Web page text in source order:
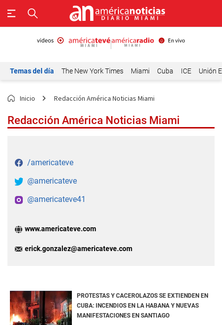
Temas del día The New York Times Miami Cuba ICE Unión
Inicio Redacción América Noticias Miami
Redacción América Noticias Miami
/americateve
@americateve
@americateve41
www.americateve.com
erick.gonzalez@americateve.com
PROTESTAS Y CACEROLAZOS SE EXTIENDEN EN
CUBA: INCENDIOS EN LA HABANA Y NUEVAS
MANIFESTACIONES EN SANTIAGO